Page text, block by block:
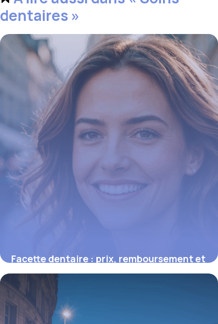
dentaires »
Facette dentaire : prix, remboursement et
conseils pour un sourire parfait
16 juin 2026